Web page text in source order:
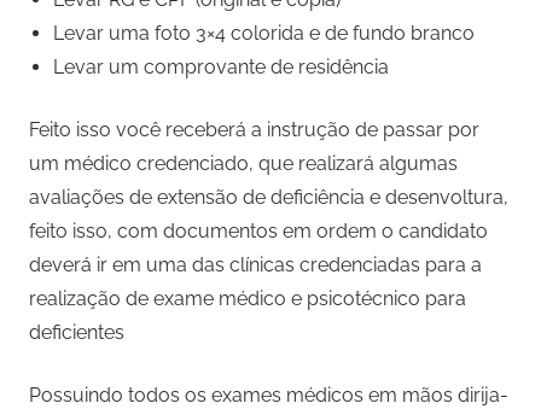
Levar uma foto 3×4 colorida e de fundo branco
Levar um comprovante de residência
Feito isso você receberá a instrução de passar por
um médico credenciado, que realizará algumas
avaliações de extensão de deficiência e desenvoltura,
feito isso, com documentos em ordem o candidato
deverá ir em uma das clínicas credenciadas para a
realização de exame médico e psicotécnico para
deficientes
Possuindo todos os exames médicos em mãos dirija-